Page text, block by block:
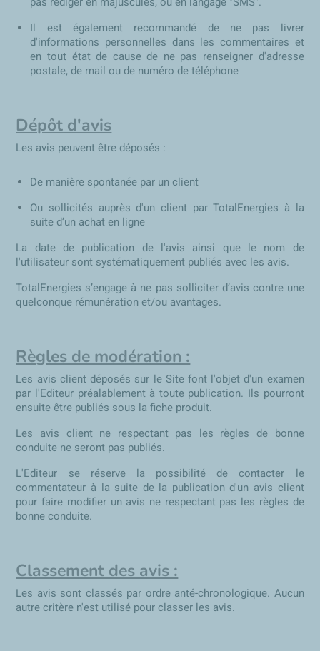
Il est également recommandé de ne pas livrer
d'informations personnelles dans les commentaires et
en tout état de cause de ne pas renseigner d'adresse
postale, de mail ou de numéro de téléphone
Dépôt d'avis
Les avis peuvent être déposés :
De manière spontanée par un client
Ou sollicités auprès d'un client par TotalEnergies à la
suite d’un achat en ligne
La date de publication de l'avis ainsi que le nom de
l'utilisateur sont systématiquement publiés avec les avis.
TotalEnergies s’engage à ne pas solliciter d’avis contre une
quelconque rémunération et/ou avantages.
Règles de modération :
Les avis client déposés sur le Site font l'objet d'un examen
par l'Editeur préalablement à toute publication. Ils pourront
ensuite être publiés sous la fiche produit.
Les avis client ne respectant pas les règles de bonne
conduite ne seront pas publiés.
L'Editeur se réserve la possibilité de contacter le
commentateur à la suite de la publication d'un avis client
pour faire modifier un avis ne respectant pas les règles de
bonne conduite.
Classement des avis :
Les avis sont classés par ordre anté-chronologique. Aucun
autre critère n'est utilisé pour classer les avis.